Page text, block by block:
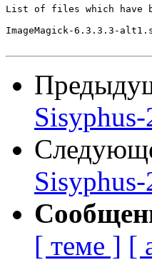
List of files which have
ImageMagick-6.3.3.3-
[ теме ] [